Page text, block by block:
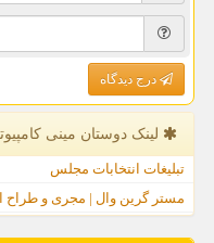
درج دیدگاه
لینک دوستان مینی
تبلیغات انتخابات مجلس
مستر گرین وال | مجری و طراح